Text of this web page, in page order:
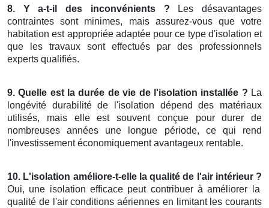
8. Y a-t-il des inconvénients ? Les désavantages
contraintes sont minimes, mais assurez-vous que votre
habitation est appropriée adaptée pour ce type d'isolation et
que les travaux sont effectués par des professionnels
experts qualifiés.
9. Quelle est la durée de vie de l'isolation installée ? La
longévité durabilité de l'isolation dépend des matériaux
utilisés, mais elle est souvent conçue pour durer de
nombreuses années une longue période, ce qui rend
l'investissement économiquement avantageux rentable.
10. L'isolation améliore-t-elle la qualité de l'air intérieur ?
Oui, une isolation efficace peut contribuer à améliorer la
qualité de l'air conditions aériennes en limitant les courants